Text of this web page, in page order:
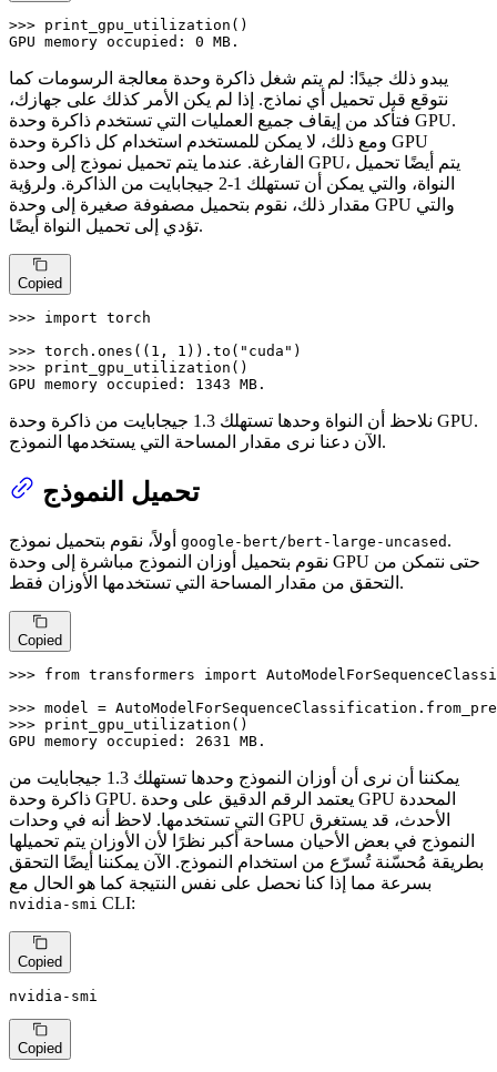
>>> print_gpu_utilization()
GPU memory occupied: 0 MB.
يبدو ذلك جيدًا: لم يتم شغل ذاكرة وحدة معالجة الرسومات كما
نتوقع قبل تحميل أي نماذج. إذا لم يكن الأمر كذلك على جهازك،
فتأكد من إيقاف جميع العمليات التي تستخدم ذاكرة وحدة GPU.
ومع ذلك، لا يمكن للمستخدم استخدام كل ذاكرة وحدة GPU
الفارغة. عندما يتم تحميل نموذج إلى وحدة GPU، يتم أيضًا تحميل
النواة، والتي يمكن أن تستهلك 1-2 جيجابايت من الذاكرة. ولرؤية
مقدار ذلك، نقوم بتحميل مصفوفة صغيرة إلى وحدة GPU والتي
تؤدي إلى تحميل النواة أيضًا.
Copied
>>> import torch
>>> torch.ones(( 1 , 1 )).to( "cuda"
>>> print_gpu_utilization()
GPU memory occupied: 1343 MB.
نلاحظ أن النواة وحدها تستهلك 1.3 جيجابايت من ذاكرة وحدة GPU.
الآن دعنا نرى مقدار المساحة التي يستخدمها النموذج.
تحميل النموذج
google-bert/bert-large-uncased .
نقوم بتحميل أوزان النموذج مباشرة إلى وحدة GPU حتى نتمكن من
التحقق من مقدار المساحة التي تستخدمها الأوزان فقط.
Copied
>>> from transformers import
>>> model =
>>> print_gpu_utilization()
GPU memory occupied: 2631 MB.
يمكننا أن نرى أن أوزان النموذج وحدها تستهلك 1.3 جيجابايت من
ذاكرة وحدة GPU. يعتمد الرقم الدقيق على وحدة GPU المحددة
التي تستخدمها. لاحظ أنه في وحدات GPU الأحدث، قد يستغرق
النموذج في بعض الأحيان مساحة أكبر نظرًا لأن الأوزان يتم تحميلها
بطريقة مُحسّنة تُسرّع من استخدام النموذج. الآن يمكننا أيضًا التحقق
بسرعة مما إذا كنا نحصل على نفس النتيجة كما هو الحال مع
nvidia-smi CLI:
Copied
nvidia-smi
Copied